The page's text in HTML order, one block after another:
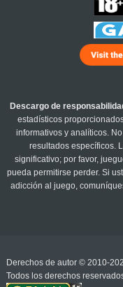
Descargo de
estadísticos
informativos y analíticos.
resultados específicos.
significativo; por favor,
pueda permitirse perder. Si
adicción al juego,
Derechos de autor © 2010-
Todos los derechos